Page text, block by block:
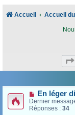
Accueil Accueil
En léger
Dernier
Réponses : 34